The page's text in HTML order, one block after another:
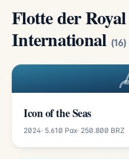
Flotte der
International (16)
Icon of the Seas
2024· 5.610 Pax· 250.800 BRZ